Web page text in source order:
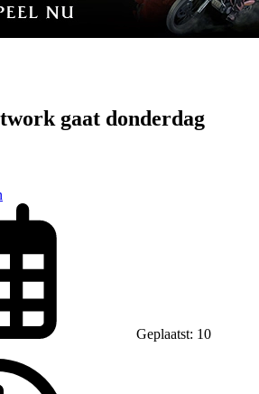
gaat donderdag
Geplaatst: 10